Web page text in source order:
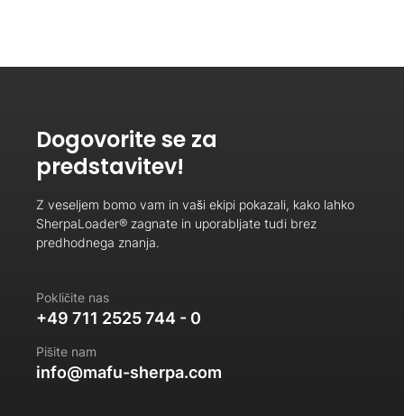
Dogovorite se za
predstavitev!
Z veseljem bomo vam in vaši ekipi pokazali, kako lahko
SherpaLoader® zagnate in uporabljate tudi brez
predhodnega znanja.
Pokličite nas
+49 711 2525 744 - 0
Pišite nam
info@mafu-sherpa.com